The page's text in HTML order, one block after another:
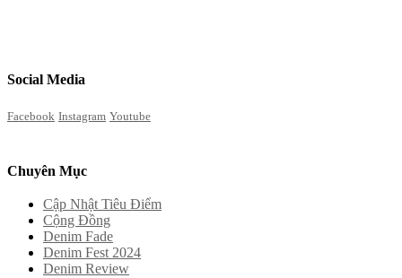
Social Media
Facebook Instagram Youtube
Chuyên Mục
Cập Nhật Tiêu Điểm
Cộng Đồng
Denim Fade
Denim Fest 2024
Denim Review